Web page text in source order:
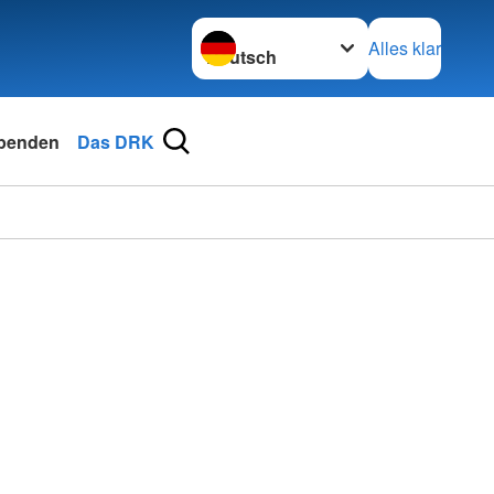
Sprache wechseln zu
Alles klar
Das DRK